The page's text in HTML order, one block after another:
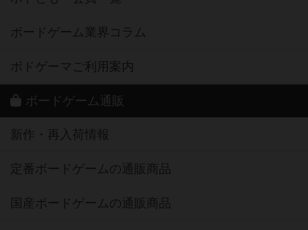
ボードゲーム業界コラム
ボドゲーマご利用案内
ボードゲーム通販
新作・再入荷情報
定番ボードゲームの通販商品
国産ボードゲームの通販商品